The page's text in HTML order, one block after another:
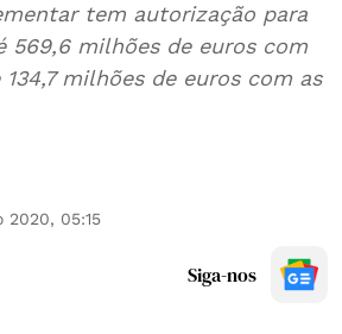
tem autorização para
569,6 milhões de euros com
milhões de euros com as
2020, 05:15
Siga-nos